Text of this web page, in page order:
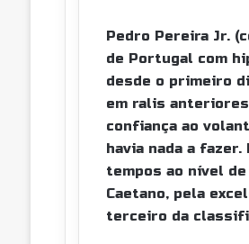
Pedro Pereira Jr.
de Portugal com
desde o primeiro
em ralis
confiança ao
havia nada a
tempos ao nível
Caetano, pela
terceiro da